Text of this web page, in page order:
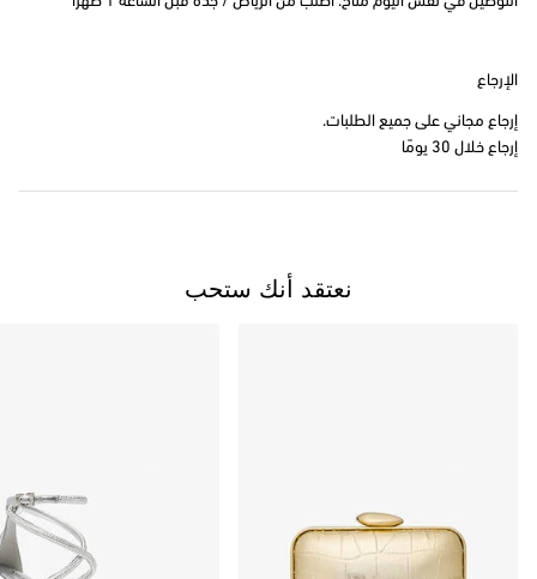
الإرجاع
إرجاع مجاني على جميع الطلبات.
إرجاع خلال 30 يومًا
نعتقد أنك ستحب